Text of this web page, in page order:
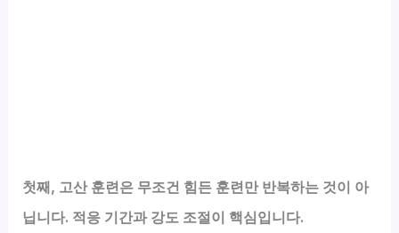
첫째, 고산 훈련은 무조건 힘든 훈련만 반복하는 것이 아
닙니다. 적응 기간과 강도 조절이 핵심입니다.